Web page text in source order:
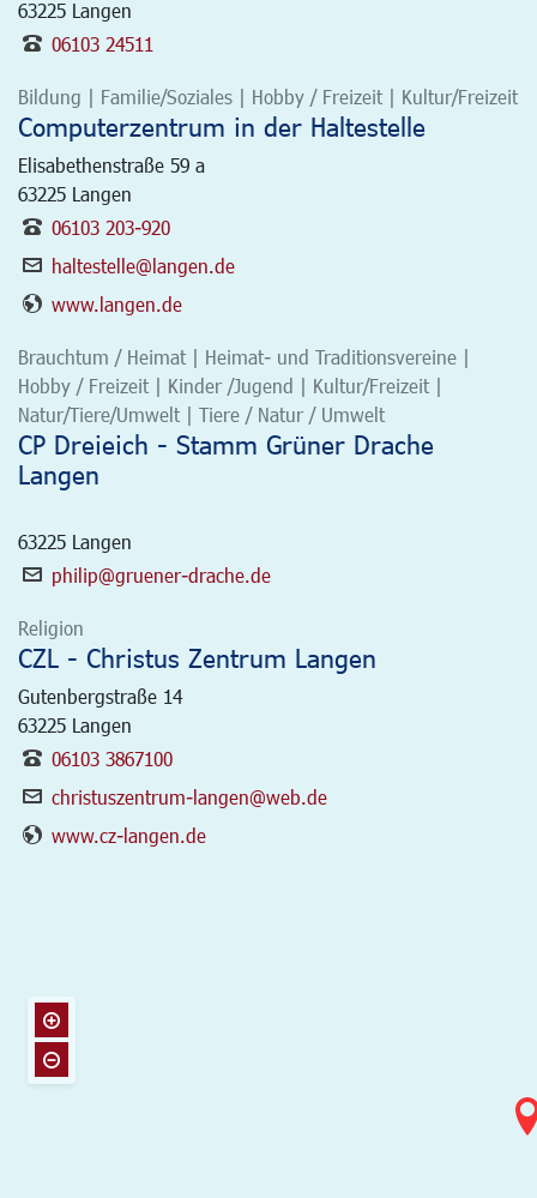
63225 Langen
06103 24511
Bildung | Familie/Soziales | Hobby / Freizeit | Kultur/Freizeit
Computerzentrum in der Haltestelle
Elisabethenstraße 59 a
63225 Langen
06103 203-920
haltestelle@langen.de
www.langen.de
Brauchtum / Heimat | Heimat- und Traditionsvereine |
Hobby / Freizeit | Kinder /Jugend | Kultur/Freizeit |
Natur/Tiere/Umwelt | Tiere / Natur / Umwelt
CP Dreieich - Stamm Grüner Drache
Langen
63225 Langen
philip@gruener-drache.de
Religion
CZL - Christus Zentrum Langen
Gutenbergstraße 14
63225 Langen
06103 3867100
christuszentrum-langen@web.de
www.cz-langen.de